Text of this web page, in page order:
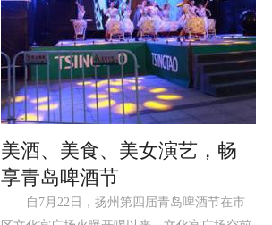
美酒、美食、美女演艺，畅
享青岛啤酒节
自7月22日，扬州第四届青岛啤酒节在市